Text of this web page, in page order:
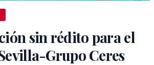
sin rédito para el
Grupo Ceres